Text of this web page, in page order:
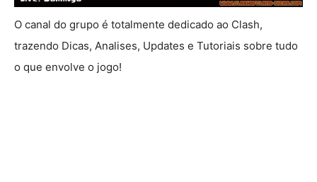
O canal do grupo é totalmente dedicado ao Clash,
trazendo Dicas, Analises, Updates e Tutoriais sobre tudo
o que envolve o jogo!